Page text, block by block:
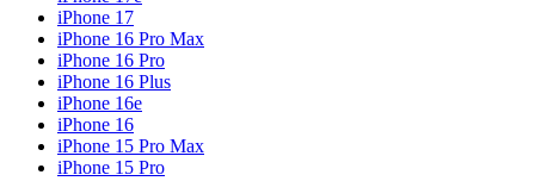
iPhone 17
iPhone 16 Pro Max
iPhone 16 Pro
iPhone 16 Plus
iPhone 16e
iPhone 16
iPhone 15 Pro Max
iPhone 15 Pro